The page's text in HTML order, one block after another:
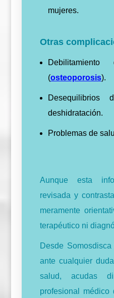
mujeres.
Otras
(osteoporosis).
Desequilibrios
deshidratación.
Problemas de
Aunque esta
revisada y
meramente
terapéutico ni
Desde
ante cualquier
salud, acudas
profesional médico